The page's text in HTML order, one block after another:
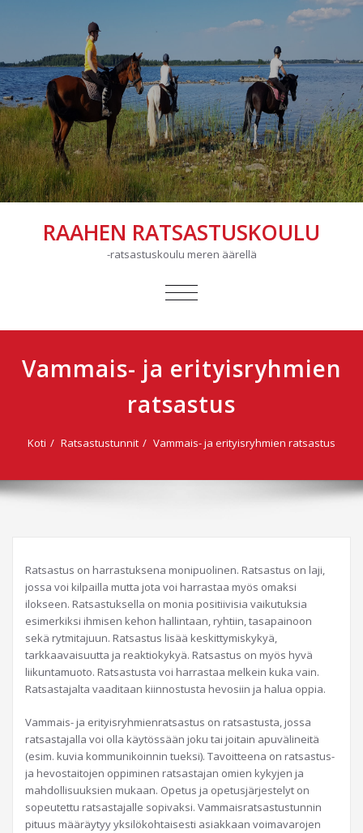
RAAHEN RATSASTUSKOULU
-ratsastuskoulu meren äärellä
AVAA/SULJE
Vammais- ja erityisryhmien
ratsastus
Koti Ratsastustunnit Vammais- ja erityisryhmien ratsastus
Ratsastus on harrastuksena monipuolinen. Ratsastus on laji,
jossa voi kilpailla mutta jota voi harrastaa myös omaksi
ilokseen. Ratsastuksella on monia positiivisia vaikutuksia
esimerkiksi ihmisen kehon hallintaan, ryhtiin, tasapainoon
sekä rytmitajuun. Ratsastus lisää keskittymiskykyä,
tarkkaavaisuutta ja reaktiokykyä. Ratsastus on myös hyvä
liikuntamuoto. Ratsastusta voi harrastaa melkein kuka vain.
Ratsastajalta vaaditaan kiinnostusta hevosiin ja halua oppia.
Vammais- ja erityisryhmienratsastus on ratsastusta, jossa
ratsastajalla voi olla käytössään joku tai joitain apuvälineitä
(esim. kuvia kommunikoinnin tueksi). Tavoitteena on ratsastus-
ja hevostaitojen oppiminen ratsastajan omien kykyjen ja
mahdollisuuksien mukaan. Opetus ja opetusjärjestelyt on
sopeutettu ratsastajalle sopivaksi. Vammaisratsastustunnin
pituus määräytyy yksilökohtaisesti asiakkaan voimavarojen